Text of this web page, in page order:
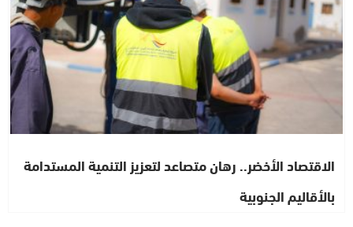
الاقتصاد الأخضر.. رهان متصاعد لتعزيز التنمية المستدامة
بالأقاليم الجنوبية